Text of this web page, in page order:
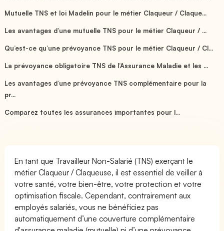
Mutuelle TNS et loi Madelin pour le métier Claqueur / Claque...
Les avantages d’une mutuelle TNS pour le métier Claqueur / ...
Qu’est-ce qu’une prévoyance TNS pour le métier Claqueur / Cl...
La prévoyance obligatoire TNS de l’Assurance Maladie et les ...
Les avantages d’une prévoyance TNS complémentaire pour la
pr...
Comparez toutes les assurances importantes pour l...
En tant que Travailleur Non-Salarié (TNS) exerçant le
métier Claqueur / Claqueuse, il est essentiel de veiller à
votre santé, votre bien-être, votre protection et votre
optimisation fiscale. Cependant, contrairement aux
employés salariés, vous ne bénéficiez pas
automatiquement d’une couverture complémentaire